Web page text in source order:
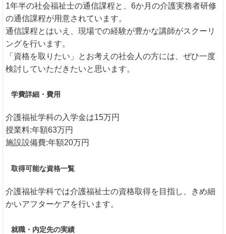
1年半の社会福祉士の通信課程と、6か月の介護実務者研修
の通信課程が用意されています。
通信課程とはいえ、現場での経験が豊かな講師がスクーリ
ングを行います。
「資格を取りたい」とお考えの社会人の方には、ぜひ一度
検討していただきたいと思います。
学費詳細・費用
介護福祉学科の入学金は15万円
授業料:年額63万円
施設設備費:年額20万円
取得可能な資格一覧
介護福祉学科では介護福祉士の資格取得を目指し、きめ細
かいアフターケアを行います。
就職・内定先の実績